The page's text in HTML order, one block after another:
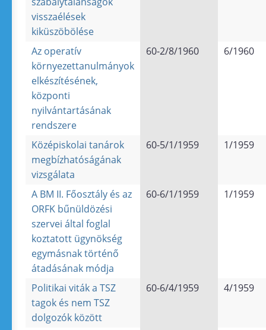
visszaélések
kiküszöbölése
Az operatív
környezettanulmányok
elkészítésének,
központi
nyilvántartásának
rendszere
60-2/8/1960 6/1960
Középiskolai tanárok
megbízhatóságának
vizsgálata
60-5/1/1959 1/1959
A BM II. Főosztály és az
ORFK bűnüldözési
szervei által foglal
koztatott ügynökség
egymásnak történő
átadásának módja
60-6/1/1959 1/1959
Politikai viták a TSZ
tagok és nem TSZ
dolgozók között
60-6/4/1959 4/1959